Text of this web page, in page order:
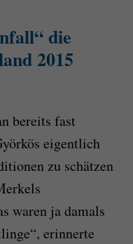
die
2015
bereits fast
eigentlich
zu schätzen
waren ja damals
erinnerte